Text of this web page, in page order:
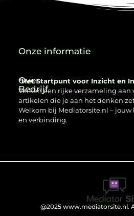
Over
Bedrijf
“Het Startpunt voor Inzicht en
Verken een rijke verzameling aan
artikelen die je aan het denken
Welkom bij Mediatorsite.nl – jouw
en verbinding.
Onze informatie
@2025 www.mediatorsite.nl.